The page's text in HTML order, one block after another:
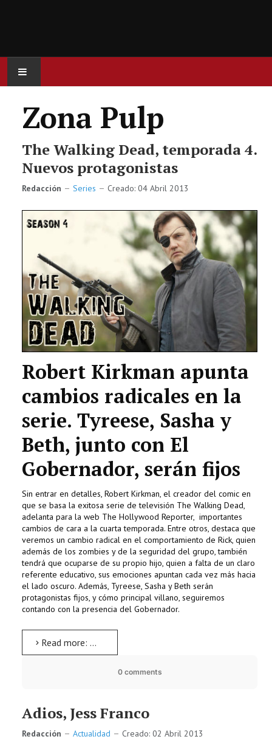
ACTUALIDAD
CINE
SERIES
JUEGOS
OCIO
TECNOLOGÍA
LETRAS
CIENCIA
CULTURA
SALUD
Zona Pulp
The Walking Dead, temporada 4.
Nuevos protagonistas
Redacción Series Creado: 04 Abril 2013
Robert Kirkman apunta
cambios radicales en la
serie. Tyreese, Sasha y
Beth, junto con El
Gobernador, serán fijos
Sin entrar en detalles, Robert Kirkman, el creador del comic en
que se basa la exitosa serie de televisión The Walking Dead,
adelanta para la web The Hollywood Reporter, importantes
cambios de cara a la cuarta temporada. Entre otros, destaca que
veremos un cambio radical en el comportamiento de Rick, quien
además de los zombies y de la seguridad del grupo, también
tendrá que ocuparse de su propio hijo, quien a falta de un claro
referente educativo, sus emociones apuntan cada vez más hacia
el lado oscuro. Además, Tyreese, Sasha y Beth serán
protagonistas fijos, y cómo principal villano, seguiremos
contando con la presencia del Gobernador.
Read more: The Walking Dead, temporada 4. Nuevos protagonistas
0 comments
Adios, Jess Franco
Redacción Actualidad Creado: 02 Abril 2013